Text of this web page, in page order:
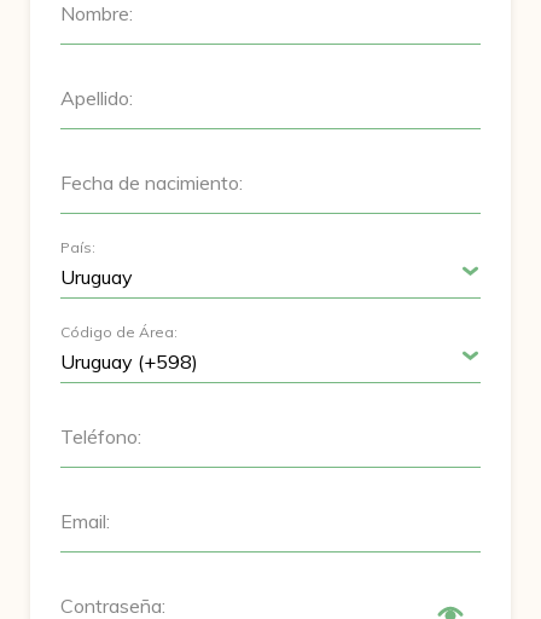
Nombre:
Apellido:
Fecha de nacimiento:
País:
Código de Área:
Teléfono:
Email:
Contraseña: